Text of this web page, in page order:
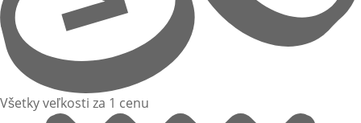
Všetky veľkosti za 1 cenu